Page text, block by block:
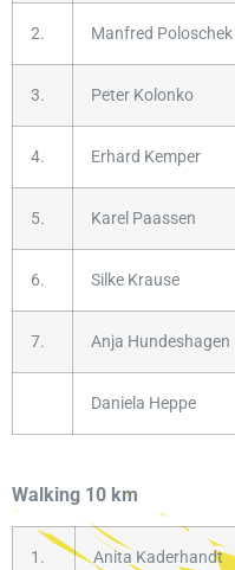
2. Manfred Poloschek
3. Peter Kolonko
4. Erhard Kemper
5. Karel Paassen
6. Silke Krause
7. Anja Hundeshagen
Daniela Heppe
Walking 10 km
1. Anita Kaderhandt